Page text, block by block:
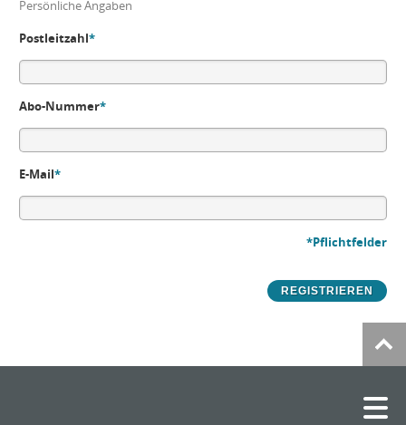
Persönliche Angaben
Postleitzahl*
Abo-Nummer*
E-Mail*
*Pflichtfelder